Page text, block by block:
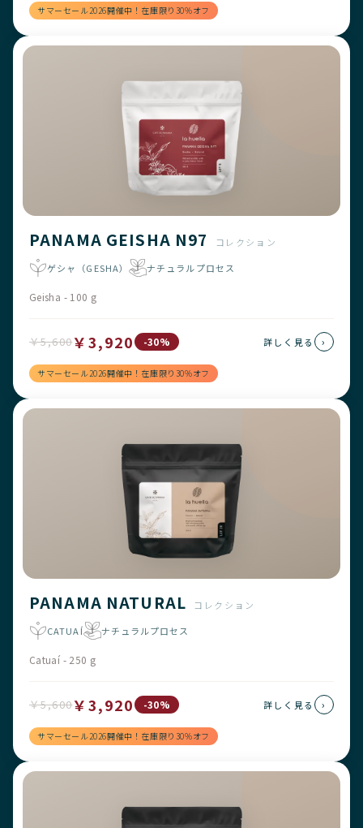
サマーセール2026開催中！在庫限り30%オフ
PANAMA GEISHA N97
コレクション
ゲシャ（GESHA）
ナチュラルプロセス
Geisha - 100 g
￥5,600￥3,920 -30%
サマーセール2026開催中！在庫限り30%オフ
詳しく見る ›
PANAMA NATURAL
コレクション
CATUAÍ
ナチュラルプロセス
Catuaí - 250 g
￥5,600￥3,920 -30%
サマーセール2026開催中！在庫限り30%オフ
詳しく見る ›